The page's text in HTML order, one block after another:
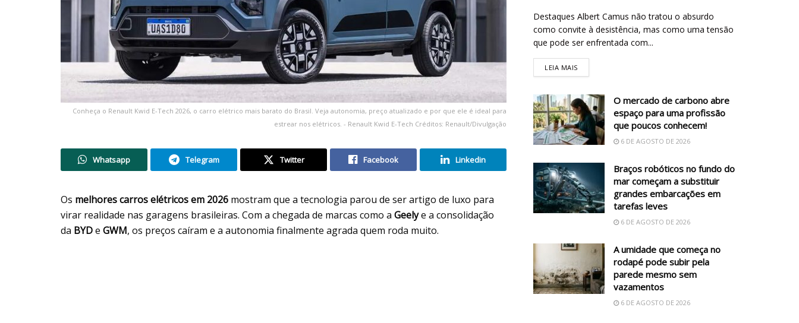
Conheça o Renault Kwid E-Tech 2026, o carro elétrico mais barato do Brasil. Veja autonomia, preço atualizado e por que ele é ideal para
estrear nos elétricos. - Renault Kwid E-Tech Créditos: Renault/Divulgação
Whatsapp Telegram Twitter Facebook Linkedin
Os melhores carros elétricos em 2026 mostram que a tecnologia parou de ser artigo de luxo para
virar realidade nas garagens brasileiras. Com a chegada de marcas como a Geelye a consolidação
da BYDe GWM, os preços caíram e a autonomia finalmente agrada quem roda muito.
Destaques Albert Camus não tratou o absurdo
como convite à desistência, mas como uma tensão
que pode ser enfrentada com...
LEIA MAIS
O mercado de carbono abre
espaço para uma profissão
que poucos conhecem!
6 DE AGOSTO DE 2026
Braços robóticos no fundo do
mar começam a substituir
grandes embarcações em
tarefas leves
6 DE AGOSTO DE 2026
A umidade que começa no
rodapé pode subir pela
parede mesmo sem
vazamentos
6 DE AGOSTO DE 2026